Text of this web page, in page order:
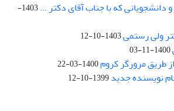
که با جناب آقای دکتر ...
1403-
ولی رستمی1403-10-12
1400-11-03
طریق مرورگر کروم1400-03-22
نویسنده جدید1399-10-12